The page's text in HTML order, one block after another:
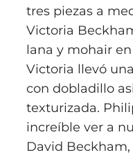
tres piezas a
Victoria
lana y mohair
Victoria llevó
con dobladillo
texturizada.
increíble ver a
David